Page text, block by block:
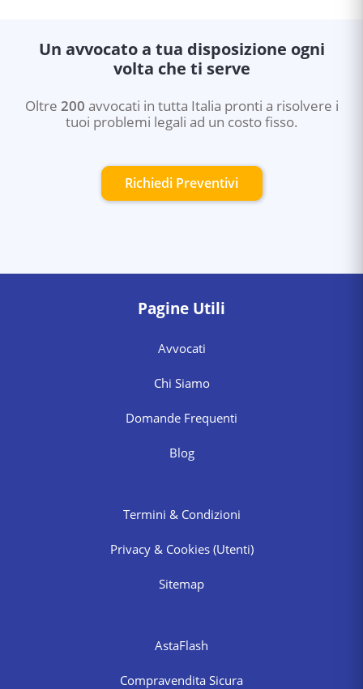
Un avvocato a tua disposizione ogni
volta che ti serve
Oltre 200 avvocati in tutta Italia pronti a risolvere i
tuoi problemi legali ad un costo fisso.
Richiedi Preventivi
Pagine Utili
Avvocati
Chi Siamo
Domande Frequenti
Blog
Termini & Condizioni
Privacy & Cookies (Utenti)
Sitemap
AstaFlash
Compravendita Sicura